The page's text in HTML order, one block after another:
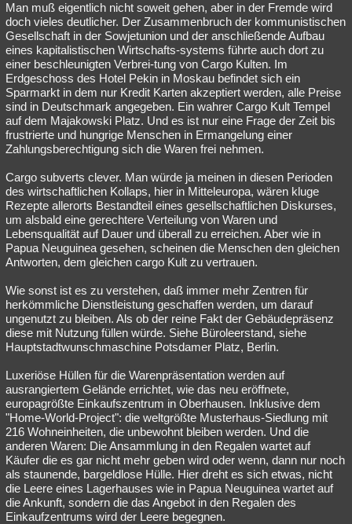
Man muß eigentlich nicht soweit gehen, aber in der Fremde wird
doch vieles deutlicher. Der Zusammenbruch der kommunistischen
Gesellschaft in der Sowjetunion und der anschließende Aufbau
eines kapitalistischen Wirtschafts-systems führte auch dort zu
einer beschleunigten Verbrei-tung von Cargo Kulten. Im
Erdgeschoss des Hotel Pekin in Moskau befindet sich ein
Sparmarkt in dem nur Kredit Karten akzeptiert werden, alle Preise
sind in Deutschmark angegeben. Ein wahrer Cargo Kult Tempel
auf dem Majakowski Platz. Und es ist nur eine Frage der Zeit bis
frustrierte und hungrige Menschen in Ermangelung einer
Zahlungsberechtigung sich die Waren frei nehmen.
Cargo subverts clever. Man würde ja meinen in diesen Perioden
des wirtschaftlichen Kollaps, hier in Mitteleuropa, wären kluge
Rezepte allerorts Bestandteil eines gesellschaftlichen Diskurses,
um alsbald eine gerechtere Verteilung von Waren und
Lebensqualität auf Dauer und überall zu erreichen. Aber wie in
Papua Neuguinea gesehen, scheinen die Menschen den gleichen
Antworten, dem gleichen cargo Kult zu vertrauen.
Wie sonst ist es zu verstehen, daß immer mehr Zentren für
herkömmliche Dienstleistung geschaffen werden, um darauf
ungenutzt zu bleiben. Als ob der reine Fakt der Gebäudepräsenz
diese mit Nutzung füllen würde. Siehe Büroleerstand, siehe
Hauptstadtwunschmaschine Potsdamer Platz, Berlin.
Luxeriöse Hüllen für die Warenpräsentation werden auf
ausrangiertem Gelände errichtet, wie das neu eröffnete,
europagrößte Einkaufszentrum in Oberhausen. Inklusive dem
"Home-World-Project": die weltgrößte Musterhaus-Siedlung mit
216 Wohneinheiten, die unbewohnt bleiben werden. Und die
anderen Waren: Die Ansammlung in den Regalen wartet auf
Käufer die es gar nicht mehr geben wird oder wenn, dann nur noch
als staunende, bargeldlose Hülle. Hier dreht es sich etwas, nicht
die Leere eines Lagerhauses wie in Papua Neuguinea wartet auf
die Ankunft, sondern die das Angebot in den Regalen des
Einkaufzentrums wird der Leere begegnen.